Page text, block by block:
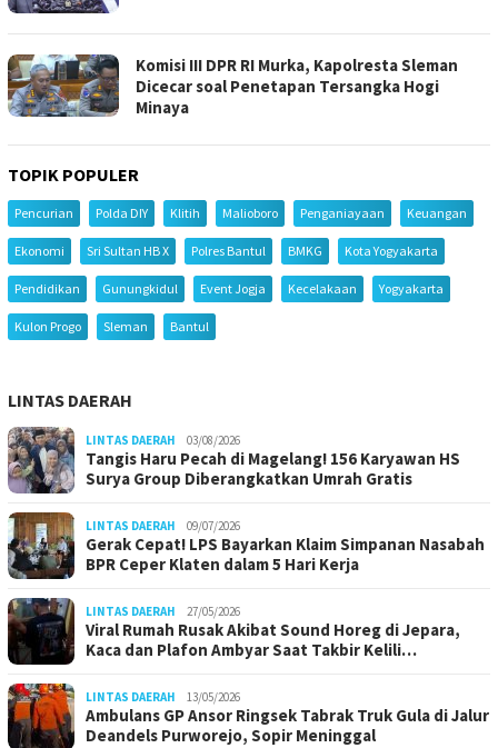
Komisi III DPR RI Murka, Kapolresta Sleman
Dicecar soal Penetapan Tersangka Hogi
Minaya
TOPIK POPULER
Pencurian Polda DIY Klitih Malioboro Penganiayaan Keuangan
Ekonomi Sri Sultan HB X Polres Bantul BMKG Kota Yogyakarta
Pendidikan Gunungkidul Event Jogja Kecelakaan Yogyakarta
Kulon Progo Sleman Bantul
LINTAS DAERAH
LINTAS DAERAH 03/08/2026
Tangis Haru Pecah di Magelang! 156 Karyawan HS
Surya Group Diberangkatkan Umrah Gratis
LINTAS DAERAH 09/07/2026
Gerak Cepat! LPS Bayarkan Klaim Simpanan Nasabah
BPR Ceper Klaten dalam 5 Hari Kerja
LINTAS DAERAH 27/05/2026
Viral Rumah Rusak Akibat Sound Horeg di Jepara,
Kaca dan Plafon Ambyar Saat Takbir Kelili…
LINTAS DAERAH 13/05/2026
Ambulans GP Ansor Ringsek Tabrak Truk Gula di Jalur
Deandels Purworejo, Sopir Meninggal